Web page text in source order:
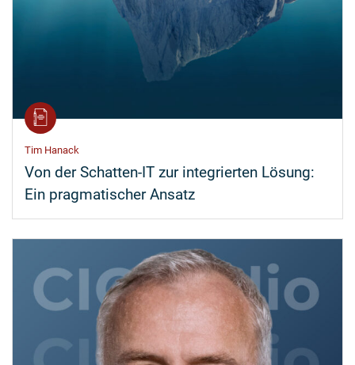
Tim Hanack
Von der Schatten-IT zur integrierten Lösung:
Ein pragmatischer Ansatz